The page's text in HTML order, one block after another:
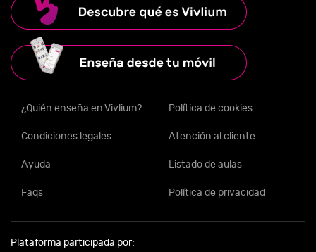
¿Quién enseña en Vivlium? Política de cookies
Condiciones legales Atención al cliente
Ayuda Listado de aulas
Faqs Política de privacidad
Plataforma participada por: